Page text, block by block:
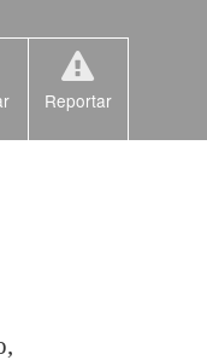
Reportar